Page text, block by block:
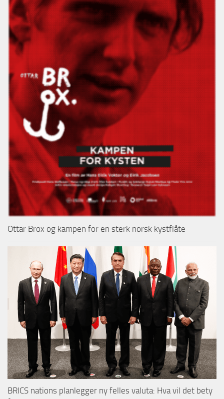
Ottar Brox og kampen for en sterk norsk kystflåte
BRICS nations planlegger ny felles valuta: Hva vil det bety